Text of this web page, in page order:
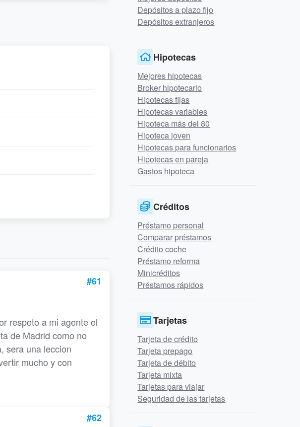
#61
respeto a mi agente el
de Madrid como no
sera una leccion
mucho y con
#62
Depósitos a plazo fijo
Depósitos extranjeros
Hipotecas
Mejores hipotecas
Broker hipotecario
Hipotecas fijas
Hipotecas variables
Hipoteca más del 80
Hipoteca joven
Hipotecas para funcionarios
Hipotecas en pareja
Gastos hipoteca
Créditos
Préstamo personal
Comparar préstamos
Crédito coche
Préstamo reforma
Minicréditos
Préstamos rápidos
Tarjetas
Tarjeta de crédito
Tarjeta prepago
Tarjeta de débito
Tarjeta mixta
Tarjetas para viajar
Seguridad de las tarjetas